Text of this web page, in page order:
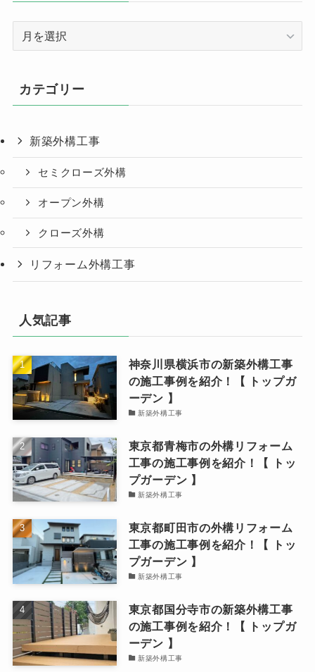
ブ
カテゴリー
新築外構工事
セミクローズ外構
オープン外構
クローズ外構
リフォーム外構工事
人気記事
神奈川県横浜市の新築外構工事
の施工事例を紹介！【 トップガ
ーデン 】
新築外構工事
東京都青梅市の外構リフォーム
工事の施工事例を紹介！【 トッ
プガーデン 】
新築外構工事
東京都町田市の外構リフォーム
工事の施工事例を紹介！【 トッ
プガーデン 】
新築外構工事
東京都国分寺市の新築外構工事
の施工事例を紹介！【 トップガ
ーデン 】
新築外構工事